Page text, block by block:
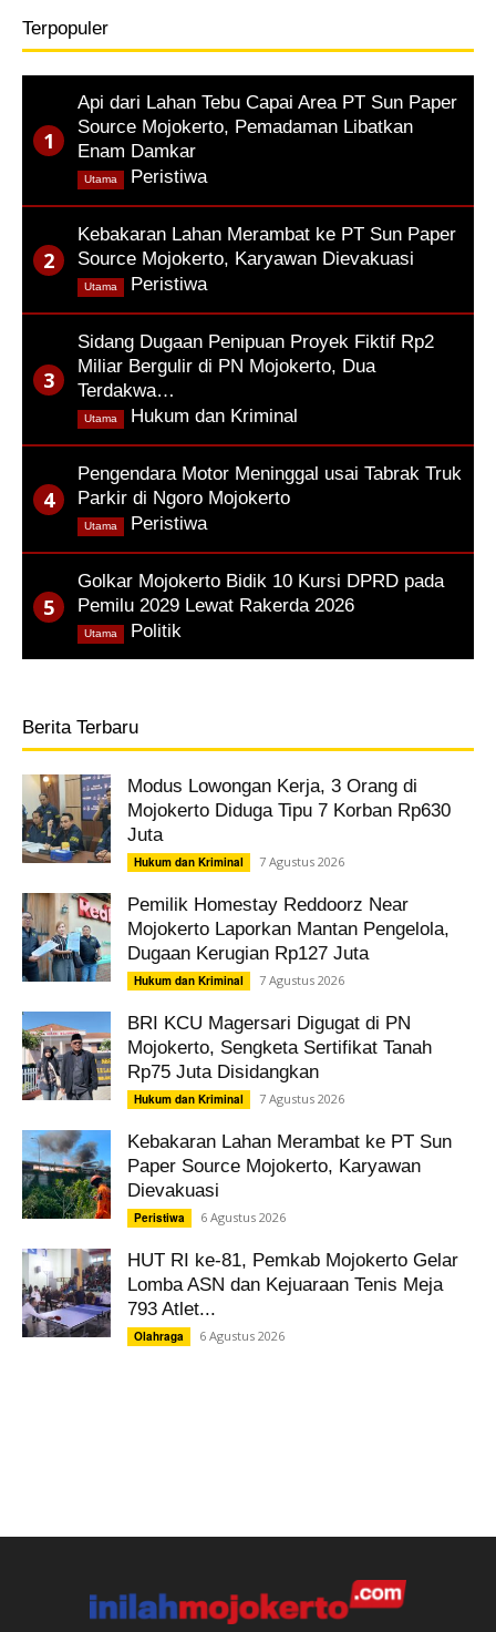
Terpopuler
Api dari Lahan Tebu Capai Area PT Sun Paper
Source Mojokerto, Pemadaman Libatkan
Enam Damkar
Peristiwa,
Utama
Kebakaran Lahan Merambat ke PT Sun Paper
Source Mojokerto, Karyawan Dievakuasi
Peristiwa,
Utama
Sidang Dugaan Penipuan Proyek Fiktif Rp2
Miliar Bergulir di PN Mojokerto, Dua
Terdakwa…
Hukum dan Kriminal
Utama
Pengendara Motor Meninggal usai Tabrak Truk
Parkir di Ngoro Mojokerto
Peristiwa,
Utama
Golkar Mojokerto Bidik 10 Kursi DPRD pada
Pemilu 2029 Lewat Rakerda 2026
Politik
Utama
Berita Terbaru
Modus Lowongan Kerja, 3 Orang di
Mojokerto Diduga Tipu 7 Korban Rp630
Juta
Hukum dan Kriminal 7 Agustus 2026
Pemilik Homestay Reddoorz Near
Mojokerto Laporkan Mantan Pengelola,
Dugaan Kerugian Rp127 Juta
Hukum dan Kriminal 7 Agustus 2026
BRI KCU Magersari Digugat di PN
Mojokerto, Sengketa Sertifikat Tanah
Rp75 Juta Disidangkan
Hukum dan Kriminal 7 Agustus 2026
Kebakaran Lahan Merambat ke PT Sun
Paper Source Mojokerto, Karyawan
Dievakuasi
Peristiwa 6 Agustus 2026
HUT RI ke-81, Pemkab Mojokerto Gelar
Lomba ASN dan Kejuaraan Tenis Meja
793 Atlet...
Olahraga 6 Agustus 2026